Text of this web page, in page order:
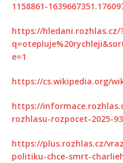
1158861-
https://hledani.rozhlas.cz/
e=1
https://cs.wikipedia.org/
https://
rozhlasu-rozpocet-2025-
https://plus.rozhlas.cz/
politiku-chce-smrt-